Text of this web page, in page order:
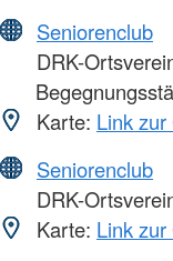
Seniorenclub
DRK-
Karte: Link
Seniorenclub
DRK-
Karte: Link